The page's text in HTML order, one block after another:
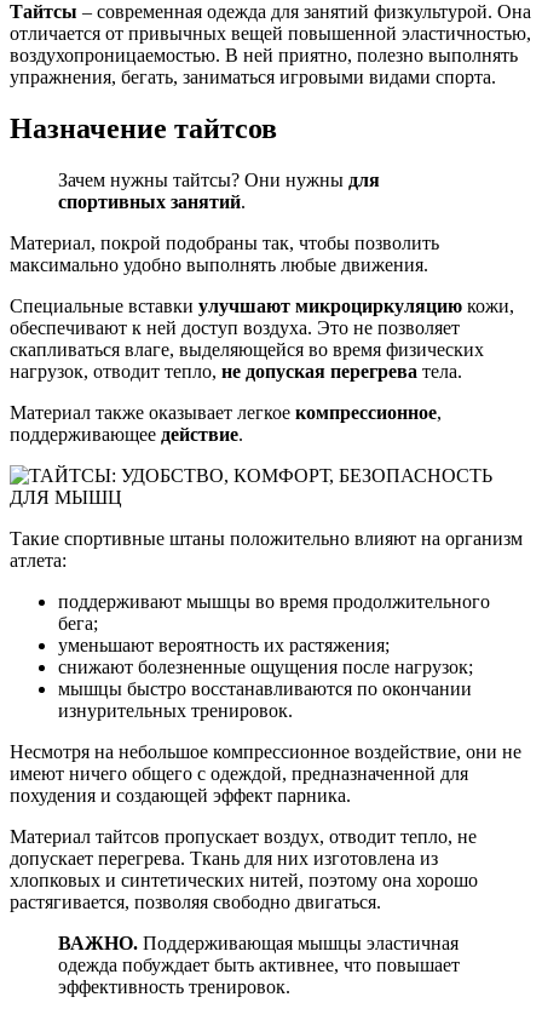
Тайтсы – современная одежда для занятий физкультурой. Она
отличается от привычных вещей повышенной эластичностью,
воздухопроницаемостью. В ней приятно, полезно выполнять
упражнения, бегать, заниматься игровыми видами спорта.
Назначение тайтсов
Зачем нужны тайтсы? Они нужны для
спортивных занятий.
Материал, покрой подобраны так, чтобы позволить
максимально удобно выполнять любые движения.
Специальные вставки улучшают микроциркуляцию кожи,
обеспечивают к ней доступ воздуха. Это не позволяет
скапливаться влаге, выделяющейся во время физических
нагрузок, отводит тепло, не допуская перегрева тела.
Материал также оказывает легкое компрессионное,
поддерживающее действие.
Такие спортивные штаны положительно влияют на организм
атлета:
поддерживают мышцы во время продолжительного
бега;
уменьшают вероятность их растяжения;
снижают болезненные ощущения после нагрузок;
мышцы быстро восстанавливаются по окончании
изнурительных тренировок.
Несмотря на небольшое компрессионное воздействие, они не
имеют ничего общего с одеждой, предназначенной для
похудения и создающей эффект парника.
Материал тайтсов пропускает воздух, отводит тепло, не
допускает перегрева. Ткань для них изготовлена из
хлопковых и синтетических нитей, поэтому она хорошо
растягивается, позволяя свободно двигаться.
ВАЖНО. Поддерживающая мышцы эластичная
одежда побуждает быть активнее, что повышает
эффективность тренировок.